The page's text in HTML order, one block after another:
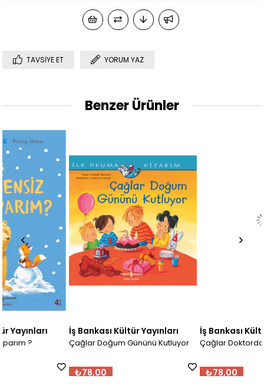
TAVSIYE ET YORUM YAZ
Benzer Ürünler
İş Bankası Kültür Yayınları
Çağlar Doğum Gününü Kutluyor
İş Bankası Kültür Yayınları
Çağlar Doktorda